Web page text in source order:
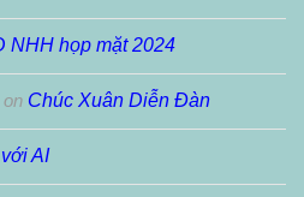
NHH họp mặt 2024
on Chúc Xuân Diễn Đàn
AI